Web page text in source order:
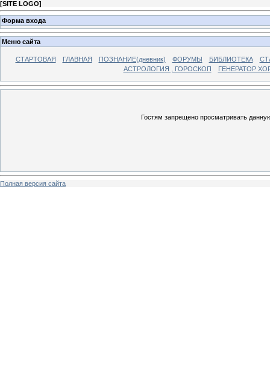
[SITE LOGO]
Форма входа
Меню сайта
СТАРТОВАЯ ГЛАВНАЯ ПОЗНАНИЕ(дневник) ФОРУМЫ БИБЛИОТЕКА
АСТРОЛОГИЯ , ГОРОСКОП
ГЕНЕРАТОР
Гостям запрещено просматривать
Полная версия сайта